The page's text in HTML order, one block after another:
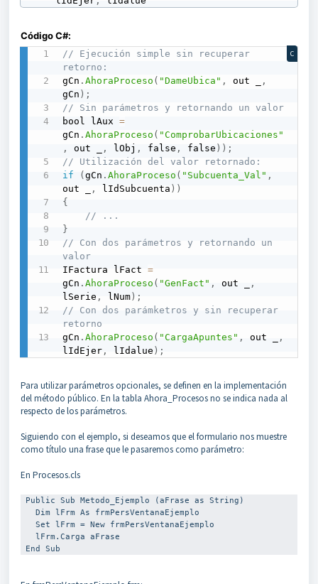
Código C#:
// Ejecución simple sin recuperar
retorno:
gCn .AhoraProceso ( "DameUbica" , out _
,
gCn ) ;
// Sin parámetros y retornando un valor
bool lAux =
gCn .AhoraProceso ( "ComprobarUbicaciones"
,
out _ , lObj , false , false ) ) ;
// Utilización del valor retornado:
if
(gCn .AhoraProceso ( "Subcuenta_Val" ,
out _
, lIdSubcuenta ) )
{
// ...
}
// Con dos parámetros y retornando un
valor
IFactura lFact =
gCn .AhoraProceso ( "GenFact" , out _
,
lSerie , lNum ) ;
// Con dos parámketros y sin recuperar
retorno
gCn .AhoraProceso ( "CargaApuntes" , out _
,
lIdEjer , lIdalue ) ;
C
Para utilizar parámetros opcionales, se definen en la implementación
del método público. En la tabla Ahora_Procesos no se indica nada al
respecto de los parámetros.
Siguiendo con el ejemplo, si deseamos que el formulario nos muestre
como título una frase que le pasaremos como parámetro:
En Procesos.cls
Public Sub Metodo_Ejemplo (aFrase as String)
End Sub